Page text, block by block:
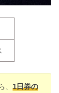
1日券の